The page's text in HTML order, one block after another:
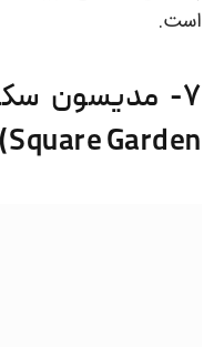
است.
Square Garden)